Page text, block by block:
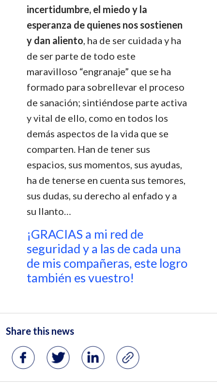
incertidumbre, el miedo y la
esperanza de quienes nos sostienen
y dan aliento , ha de ser cuidada y ha
de ser parte de todo este
maravilloso “engranaje” que se ha
formado para sobrellevar el proceso
de sanación; sintiéndose parte activa
y vital de ello, como en todos los
demás aspectos de la vida que se
comparten. Han de tener sus
espacios, sus momentos, sus ayudas,
ha de tenerse en cuenta sus temores,
sus dudas, su derecho al enfado y a
su llanto…
¡GRACIAS a mi red de
seguridad y a las de cada una
de mis compañeras, este logro
también es vuestro!
Share this news